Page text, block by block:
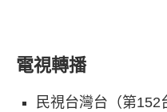
電視轉播
民視台灣台（第152